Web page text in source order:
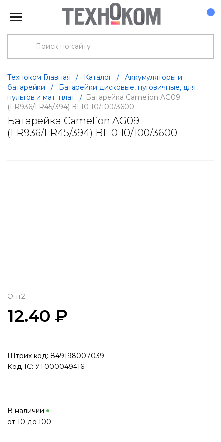
Техноком Главная / Каталог /
Аккумуляторы и
батарейки
/
Батарейки дисковые, пуговичные, для
пультов и мат. плат
/ Батарейка Camelion AG09
(LR936/LR45/394) BL10 10/100/3600
Батарейка Camelion AG09
(LR936/LR45/394) BL10 10/100/3600
Опт2:
12.40 ₽
Штрих код: 849198007039
Код 1С: УТ000049416
В наличии
от 10 до 100